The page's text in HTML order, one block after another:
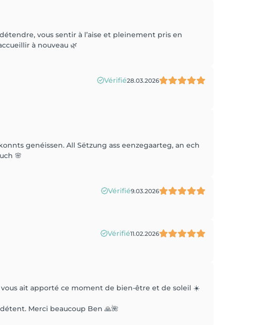
vous sentir à l’aise et pleinement pris en
à nouveau 🌿
Vérifié28.03.2026
genéissen. All Sëtzung ass eenzegaarteg, an ech
🌸
Vérifié9.03.2026
Vérifié11.02.2026
ait apporté ce moment de bien-être et de soleil ☀️
Merci beaucoup Ben 🙏🌺